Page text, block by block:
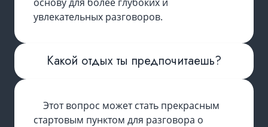
увлекательных разговоров.
Какой отдых ты предпочитаешь?
Этот вопрос может стать прекрасным
стартовым пунктом для разговора о